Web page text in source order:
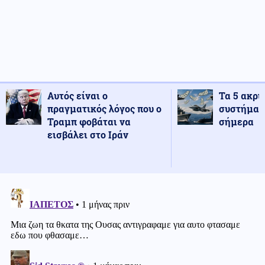
Αυτός είναι ο
πραγματικός λόγος που ο
Τραμπ φοβάται να
εισβάλει στο Ιράν
Τα 5
σήμερα